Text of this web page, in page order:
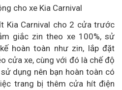
cho xe Kia Carnival
Kia Carnival cho 2 cửa trước
giắc zin theo xe 100%, sử
hoàn toàn như zin, lắp đặt
cửa xe, cùng với đó là chế độ
dụng nên bạn hoàn toàn có
trang bị thêm cửa hít điện